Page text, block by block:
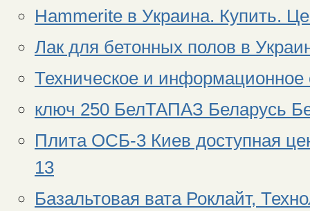
Hammerite в Украина. Купить.
Лак для бетонных полов в
Техническое и
ключ 250 БелТАПАЗ Беларусь
Плита ОСБ-3 Киев доступная
13
Базальтовая вата Роклайт,